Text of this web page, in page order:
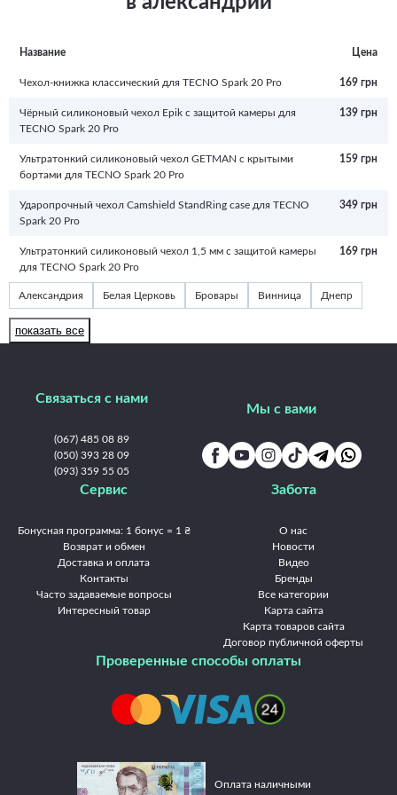
эксплуатационный срок. Кроме того, красивый и необычный аксессуар
Название Цена
Чехол-книжка классический для TECNO Spark 20 Pro 169 грн
Чёрный силиконовый чехол Epik с защитой камеры для
TECNO Spark 20 Pro
139 грн
Ультратонкий силиконовый чехол GETMAN с крытыми
бортами для TECNO Spark 20 Pro
159 грн
Ударопрочный чехол Camshield StandRing case для TECNO
Spark 20 Pro
349 грн
Ультратонкий силиконовый чехол 1,5 мм с защитой камеры
для TECNO Spark 20 Pro
169 грн
Александрия Белая Церковь Бровары Винница Днепр
Житомир Запорожье
Мукачево Николаев Одесса
Харьков Херсон Хмельницкий Черкассы
показать все
Связаться с нами
(067) 485 08 89
(050) 393 28 09
(093) 359 55 05
Мы с вами
Сервис
Бонусная программа: 1 бонус = 1 ₴
Возврат и обмен
Доставка и оплата
Контакты
Часто задаваемые вопросы
Интересный товар
Забота
О нас
Новости
Видео
Бренды
Все категории
Карта сайта
Карта товаров сайта
Договор публичной оферты
Проверенные способы оплаты
Оплата наличными